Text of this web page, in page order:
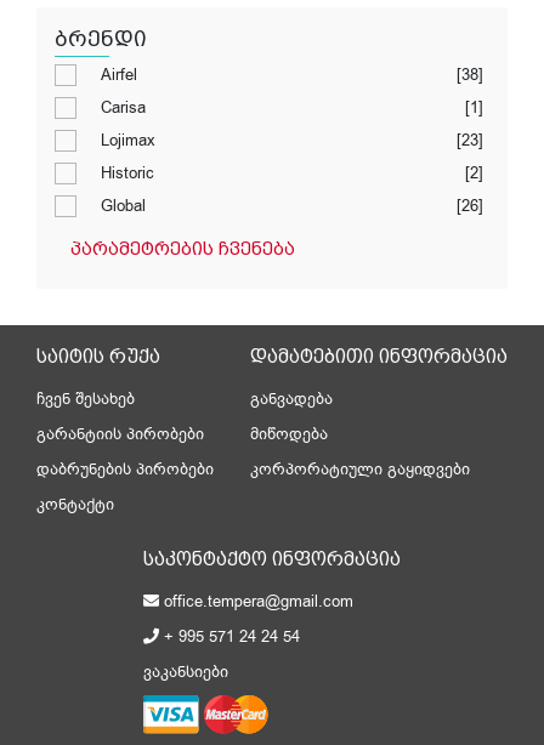
ბრენდი
Airfel
[38]
Carisa
[1]
Lojimax
[23]
Historic
[2]
Global
[26]
პარამეტრების ჩვენება
საიტის რუქა
ჩვენ შესახებ
გარანტიის პირობები
დაბრუნების პირობები
კონტაქტი
დამატებითი ინფორმაცია
განვადება
მიწოდება
კორპორატიული გაყიდვები
საკონტაქტო ინფორმაცია
office.tempera@gmail.com
+ 995 571 24 24 54
ვაკანსიები